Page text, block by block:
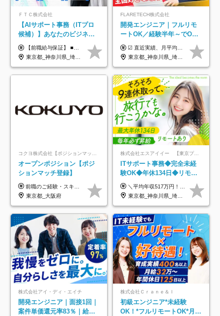
ＦＴＣ株式会社
【AIサポート事務（ITプロ
候補）】あなたのビジネス
経験をAI業界で活かす◆IT
未経験OK◆目指せるコンサ
ル
【前職給与保証】 ■未経験者： 月給30万円～35万円 ■ローキャリア（経験目安1年程度）： 月給35万円～40万円 ■経験者（経験目安3年以上）： 月給40万円～60万円 ■即戦力（経験目安5年以上）： 月給45万円～80万円 ※上記金額には固定残業代30時間分 【未経験者5万5000円～7万3000円、 ローキャリア6万4000円～7万3000円、 経験者5万8000円～10万9000円、 即戦力8万2000円～14万5000円】を含みます。 ※30時間を超える場合は追加で全額支給します。 ※経験・能力・前職給与などを総合的に評価したうえでご納得いただけるよう個別決定。 未経験者の場合、前職給与とポテンシャルを査定のうえ決定いたします。 ※日本国内でのIT業界経験、または同等の実務経験と能力に応じて決定します。 ※前職給与は日本円かつ、日本国内での実績に基づき評価します。 【納得の評価システム】 ★クォーター毎に査定する評価制度導入！ 明確な評価基準で翌年度年収を上げましょう！ ★評価対象期間に在籍中のほとんどの社員が昇給し 年収アップを実現しています！ ★様々なインセンティブ制度を用意し多角的に正当評価しています！ ※試用期間6カ月（期間中の待遇等に差異なし）
東京都_神奈川県_埼玉県_千葉県
FLARETECH株式会社
開発エンジニア｜フルリモ
ートOK／経験半年～でOK
／実質還元率80～90%／前
給保証／AI系など最先端案
件多数
☑︎ 直近実績、月平均17,000円の昇給 ☑︎ 前職給与100%保証 ☑︎ 実質還元率80～90% ☑︎ 待機時も給与は満額支給 月給35万円～70万円＋交通費など各種手当 ※想定年収：4,200,000円～10,560,000円 ※経験・能力等を考慮の上で決定します。 ※上記金額には、みなし残業手当（50時間分・104,000円～212,000円）を含みます。超過分は別途追加支給します。 ┗残業時間は月平均10時間、多い時でも20時間程度と安定しております ★単価連動型の給与体系ではないため、万が一待機になってもその間の給与は満額支給しています。 ＜1年間の昇給事例をご紹介！＞ ・20代/フロントエンドエンジニア：月給274,000円→月給362,000円（＋88,000円/月） ・20代/iOSエンジニア：月給237,000円→月給287,000円（＋50,000円/月） ・20代/Androidエンジニア：月給316,000円→月給374,000円（＋58,000円/月） ・30代/Javaエンジニア（上流）：月給340,000円→月給418,000円（＋78,000円/月） ・30代/PMO：月給340,000円→月給418,000円（＋78,000円/月）
東京都_神奈川県_埼玉県_千葉県_大阪府_愛知県_北海道_青森県_岩手県_宮城県_秋田県_山形県_福島県_茨城県_栃木県_群馬県_新潟県_山梨県_長野県_富山県_石川県_福井県_静岡県_岐阜県_三重県_兵庫県_京都府_滋賀県_奈良県_和歌山県_広島県_岡山県_鳥取県_島根県_山口県_徳島県_香川県_愛媛県_高知県_福岡県_熊本県_佐賀県_長崎県_大分県_宮崎県_鹿児島県_沖縄県
オープンポジション【ポジ
ションマッチ登録】
前職のご経験・スキル等を考慮して決定します。
東京都_大阪府
株式会社エスアイイー 【東京プロマーケット上場】
ITサポート事務◆完全未経
験OK◆年休134日◆リモー
トOK◆残業月7h以下◆賞与
年3回◆5年目まで必ず昇給
＼平均年収517万円！入社5年目まで毎年必ず昇給／ ■賞与年3回 ■年収800万円以上も可 ■入社3年以上の平均年収469.2万円 月給23万2000円以上＋賞与年3回＋各種手当 ☆入社5年目まで最大1万5000円の定期昇給を確約 ┃各種手当充実 ・規定の資格を取得すれば、2000円～5万円を毎月支給（2万4000円～60万円／年） ・研修中に取得した取得率95％の資格でも研修後の給料UP ※月給は年齢・経験・能力を考慮して、優遇いたします ※上記月給金額は固定残業代（20時間/3万1300円円以上）を含み、超過分は別途支給いたします ※試用期間（6ヶ月）は月給に変動はありますが、その他待遇に差異はありません ├入社後1ヶ月～3ヶ月間は、月給20万1900円となります └上記金額は固定残業代（10時間／1万6000円）を含み、超過分は別途支給いたします
東京都_神奈川県_埼玉県_千葉県_大阪府_愛知県_北海道_青森県_岩手県_宮城県_秋田県_山形県_福島県_茨城県_栃木県_群馬県_新潟県_山梨県_長野県_富山県_石川県_福井県_静岡県_岐阜県_三重県_兵庫県_京都府_滋賀県_奈良県_和歌山県_広島県_岡山県_鳥取県_島根県_山口県_徳島県_香川県_愛媛県_高知県_福岡県_熊本県_佐賀県_長崎県_大分県_宮崎県_鹿児島県_沖縄県
株式会社アイ・ディ・エイチ
開発エンジニア｜面接1回｜
案件単価還元率83％｜給与
株式会社Ｃｒａｎｅ＆Ｉ
初級エンジニア*未経験
OK！*フルリモートOK*月給